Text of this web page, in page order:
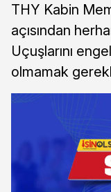
THY Kabin
açısından
Uçuşlarını
olmamak